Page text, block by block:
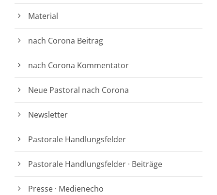
Material
nach Corona Beitrag
nach Corona Kommentator
Neue Pastoral nach Corona
Newsletter
Pastorale Handlungsfelder
Pastorale Handlungsfelder · Beiträge
Presse · Medienecho